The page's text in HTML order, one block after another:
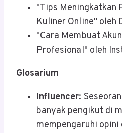
"Tips Meningkatkan
Kuliner Online" oleh
"Cara Membuat
Profesional" oleh
Glosarium
Influencer:
banyak pengikut di
mempengaruhi